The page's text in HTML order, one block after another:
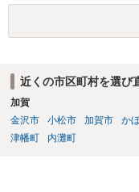
を無くす、不遇を受ける
近くの市区町村を選び
加賀
金沢市
小松市 加賀市 か
津幡町
内灘町